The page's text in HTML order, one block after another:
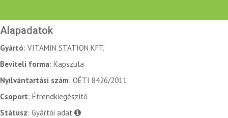
Alapadatok
Gyártó: VITAMIN STATION KFT.
Beviteli forma: Kapszula
Nyilvántartási szám: OÉTI 8426/2011
Csoport: Étrendkiegészítő
Státusz: Gyártói adat